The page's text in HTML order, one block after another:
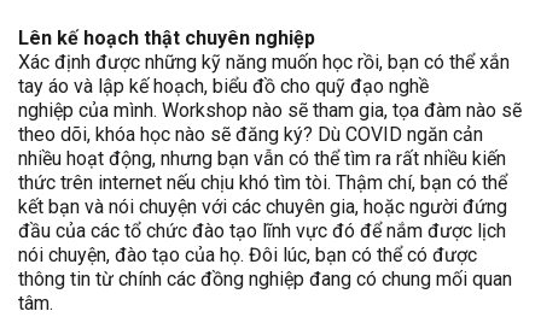
Lên kế hoạch thật chuyên nghiệp
Xác định được những kỹ năng muốn học rồi, bạn có thể xắn
tay áo và lập kế hoạch, biểu đồ cho quỹ đạo nghề
nghiệp của mình. Workshop nào sẽ tham gia, tọa đàm nào sẽ
theo dõi, khóa học nào sẽ đăng ký? Dù COVID ngăn cản
nhiều hoạt động, nhưng bạn vẫn có thể tìm ra rất nhiều kiến
thức trên internet nếu chịu khó tìm tòi. Thậm chí, bạn có thể
kết bạn và nói chuyện với các chuyên gia, hoặc người đứng
đầu của các tổ chức đào tạo lĩnh vực đó để nắm được lịch
nói chuyện, đào tạo của họ. Đôi lúc, bạn có thể có được
thông tin từ chính các đồng nghiệp đang có chung mối quan
tâm.